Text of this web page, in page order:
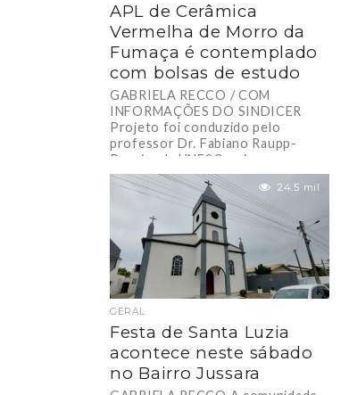
APL de Cerâmica
Vermelha de Morro da
Fumaça é contemplado
com bolsas de estudo
GABRIELA RECCO / COM
INFORMAÇÕES DO SINDICER
Projeto foi conduzido pelo
professor Dr. Fabiano Raupp-
Pereira da UNESC e visa
desenvolver o setor...
24.5 mil
GERAL
Festa de Santa Luzia
acontece neste sábado
no Bairro Jussara